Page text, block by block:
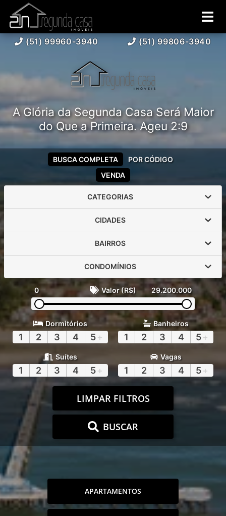
(51) 99960-3940 (51) 99806-3940
A Glória da Segunda Casa Será Maior
do Que a Primeira. Ageu 2:9
VENDA
BUSCA COMPLETA POR CÓDIGO
CATEGORIAS
CIDADES
BAIRROS
CONDOMÍNIOS
0 Valor (R$) 29.200.000
Dormitórios
1 2 3 4 5+
Banheiros
1 2 3 4 5+
Suítes
1 2 3 4 5+
Vagas
1 2 3 4 5+
LIMPAR FILTROS
BUSCAR
APARTAMENTOS